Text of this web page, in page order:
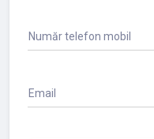
Număr telefon mobil
Email